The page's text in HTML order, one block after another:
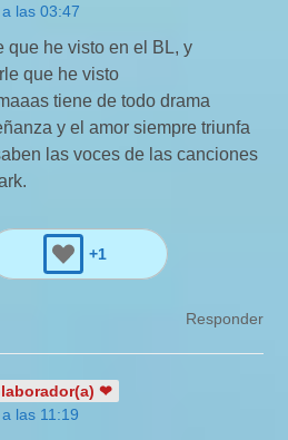
las 03:47
que he visto en el BL, y
que he visto
tiene de todo drama
y el amor siempre triunfa
las voces de las canciones
+1
Responder
❤
las 11:19